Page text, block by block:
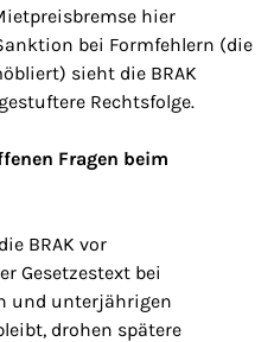
hier
bei Formfehlern (die
sieht die BRAK
Rechtsfolge.
Fragen beim
BRAK vor
Gesetzestext bei
und unterjährigen
drohen spätere